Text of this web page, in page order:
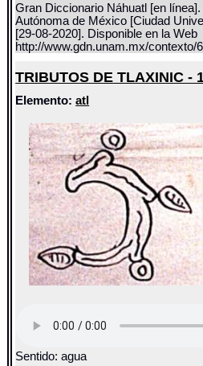
Gran Diccionario Náhuatl [en
Autónoma de México [Ciudad
[29-08-2020]. Disponible en la Web
http://www.gdn.unam.mx/contexto/
TRIBUTOS DE TLAXINIC -
Elemento:atl
Sentido: agua